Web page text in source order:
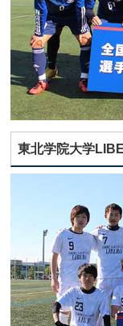
東北学院大学